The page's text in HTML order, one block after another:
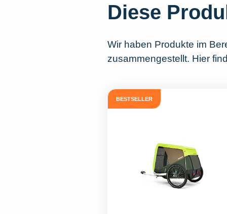
Diese
Wir haben Produkte im
zusammengestellt. Hier
BESTSELLER